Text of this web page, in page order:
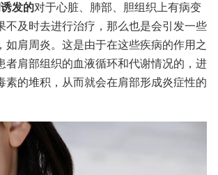
发的对于心脏、肺部、胆组织上有病变
不及时去进行治疗，那么也是会引发一些
如肩周炎。这是由于在这些疾病的作用之
者肩部组织的血液循环和代谢情况的，进
素的堆积，从而就会在肩部形成炎症性的